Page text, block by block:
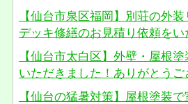
【仙台市泉区福岡】別荘の外
デッキ修繕のお見積り依頼をい
【仙台市太白区】外壁・屋根
いただきました！ありがとうご
【仙台の猛暑対策】屋根塗装